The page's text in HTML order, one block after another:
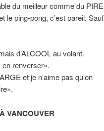
du meilleur comme du
le ping-pong, c’est pareil.
d’ALCOOL au volant.
renverser».
et je n’aime pas qu’on
VANCOUVER